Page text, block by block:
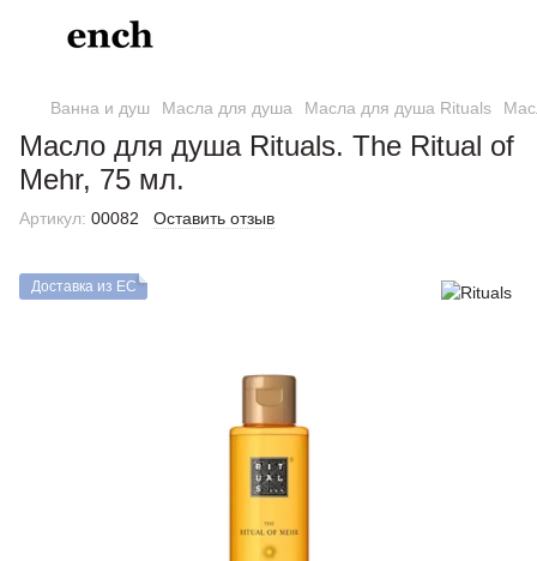
Ванна и душ Масла для душа Масла для душа Rituals
Масло для душа Rituals. The Ritual of
Mehr, 75 мл.
Артикул: 00082 Оставить отзыв
Доставка из ЕС